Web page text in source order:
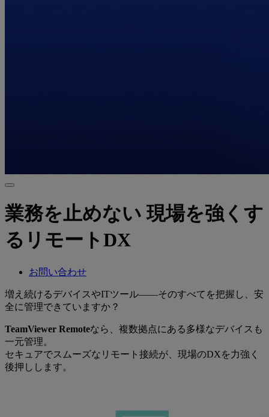
業務を止めない 現場を強くす
るリモートDX
お問い合わせ
増え続けるデバイスやITツール——そのすべてを把握し、安
全に管理できていますか？
TeamViewer Remoteなら、複数拠点にある多様なデバイスも
一元管理。
セキュアでスムーズなリモート接続が、現場のDXを力強く
後押しします。